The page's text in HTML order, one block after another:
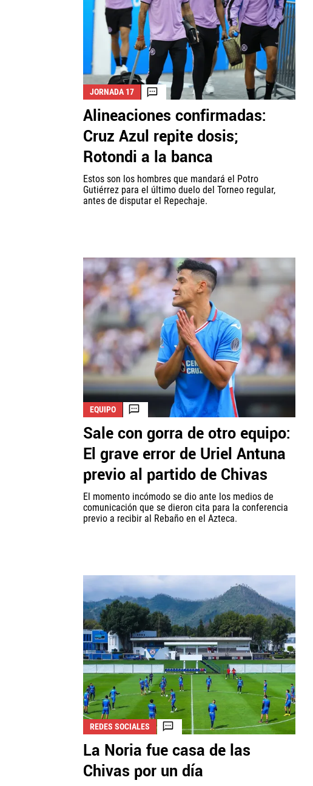
JORNADA 17
Alineaciones confirmadas:
Cruz Azul repite dosis;
Rotondi a la banca
Estos son los hombres que mandará el Potro
Gutiérrez para el último duelo del Torneo regular,
antes de disputar el Repechaje.
EQUIPO
Sale con gorra de otro equipo:
El grave error de Uriel Antuna
previo al partido de Chivas
El momento incómodo se dio ante los medios de
comunicación que se dieron cita para la conferencia
previo a recibir al Rebaño en el Azteca.
REDES SOCIALES
La Noria fue casa de las
Chivas por un día